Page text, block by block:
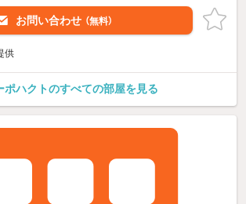
お問い合わせ （無料）
供
ポハクトのすべての部屋を見る